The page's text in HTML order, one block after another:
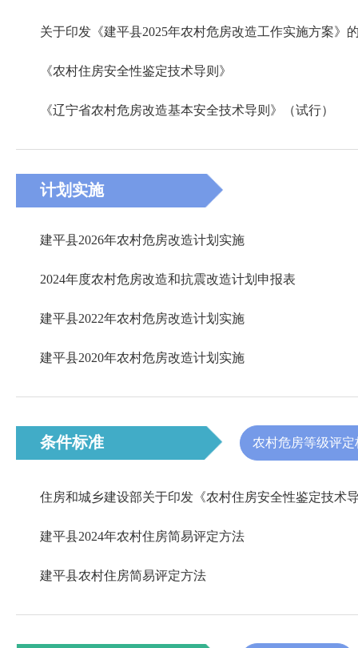
关于印发《建平县2025年农村危房改造工作实施方案》
《农村住房安全性鉴定技术导则》
《辽宁省农村危房改造基本安全技术导则》（试行）
计划实施
建平县2026年农村危房改造计划实施
2024年度农村危房改造和抗震改造计划申报表
建平县2022年农村危房改造计划实施
建平县2020年农村危房改造计划实施
条件标准 农村危房等级评定
建平县2024年农村住房简易评定方法
建平县农村住房简易评定方法